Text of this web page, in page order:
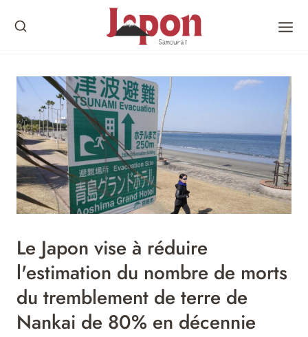
Le Japon vise à réduire
l'estimation du nombre de morts
du tremblement de terre de
Nankai de 80% en décennie